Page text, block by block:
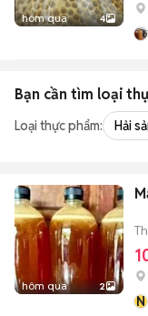
hôm qua 4
Bạn cần tìm loại
Loại thực phẩm: Hải
hôm qua 2
N